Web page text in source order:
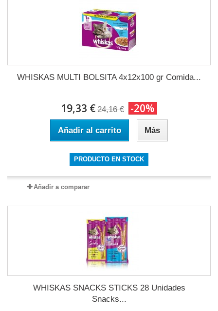
WHISKAS MULTI BOLSITA 4x12x100 gr Comida...
19,33 € 24,16 € -20%
Añadir al carrito Más
PRODUCTO EN STOCK
Añadir a comparar
WHISKAS SNACKS STICKS 28 Unidades
Snacks...